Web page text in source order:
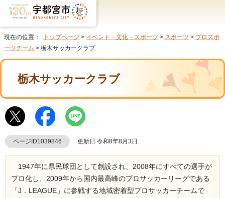
現在の位置： トップページ > イベント・文化・スポーツ > スポーツ > プロスポ
ーツチーム > 栃木サッカークラブ
栃木サッカークラブ
ページID1039846 更新日 令和8年8月3日
1947年に県民球団として創設され、2008年にすべての選手が
プロ化し、2009年から国内最高峰のプロサッカーリーグである
「J．LEAGUE」に参戦する地域密着型プロサッカーチームで